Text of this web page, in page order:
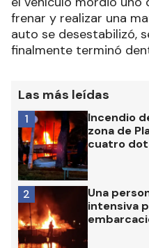
frenar y realizar una
auto se desestabilizó,
finalmente terminó
Las más leídas
Incendio
zona de
cuatro
1
Una
intensiva
2